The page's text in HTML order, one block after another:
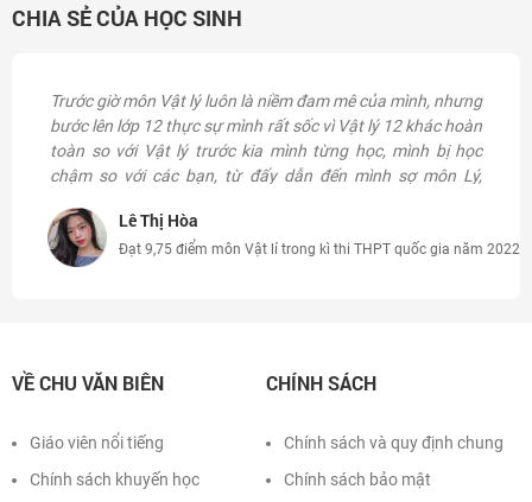
CHIA SẺ CỦA HỌC SINH
Trước giờ môn Vật lý luôn là niềm đam mê của mình, nhưng
bước lên lớp 12 thực sự mình rất sốc vì Vật lý 12 khác hoàn
toàn so với Vật lý trước kia mình từng học, mình bị học
chậm so với các bạn, từ đấy dẫn đến mình sợ môn Lý,
độ của mình lên hẳn, có lẽ vì cách dạy của thày phù hợp với
mình, không những thế mà thầy và ekip rất quan tâm đến
sự em cảm ơn thầy và ekip rất nhiều ạ.
Lê Thị Hòa
Đạt 9,75 điểm môn Vật lí trong kì thi THPT quốc gia năm 2022
VỀ CHU VĂN BIÊN
Giáo viên nổi tiếng
Chính sách khuyến học
CHÍNH SÁCH
Chính sách và quy định chung
Chính sách bảo mật